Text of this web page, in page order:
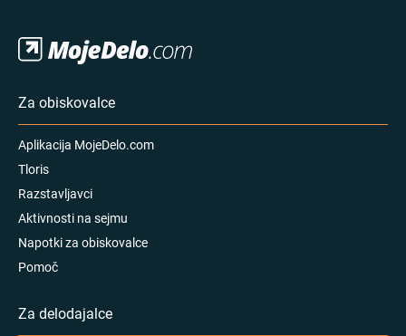
Za obiskovalce
Aplikacija MojeDelo.com
Tloris
Razstavljavci
Aktivnosti na sejmu
Napotki za obiskovalce
Pomoč
Za delodajalce